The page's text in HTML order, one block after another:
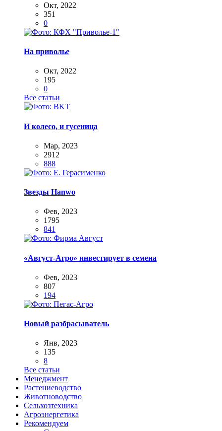
Окт, 2022
351
0
На приволье
Окт, 2022
195
0
Все статьи
И колесо, и гусеница
Мар, 2023
2912
888
Звезды Hanwo
Фев, 2023
1795
841
«Август-Агро» инвестирует в семена
Фев, 2023
807
194
Новый разбрасыватель
Янв, 2023
135
8
Все статьи
Менеджмент
Растениеводство
Животноводство
Сельхозтехника
Агроэнергетика
Рекомендуем